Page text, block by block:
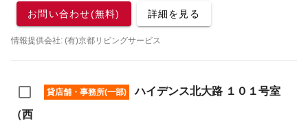
お問い合わせ(無料) 詳細を見る
情報提供会社: (有)京都リビングサービス
貸店舗・事務所(一部)
ハイデンス北大路 １０１号室
（西